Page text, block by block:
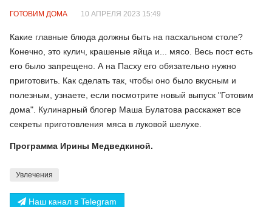
ГОТОВИМ ДОМА 10 АПРЕЛЯ 2023 15:49
Какие главные блюда должны быть на пасхальном столе?
Конечно, это кулич, крашеные яйца и... мясо. Весь пост есть
его было запрещено. А на Пасху его обязательно нужно
приготовить. Как сделать так, чтобы оно было вкусным и
полезным, узнаете, если посмотрите новый выпуск "Готовим
дома". Кулинарный блогер Маша Булатова расскажет все
секреты приготовления мяса в луковой шелухе.
Программа Ирины Медведкиной.
Увлечения
Наш канал в Telegram